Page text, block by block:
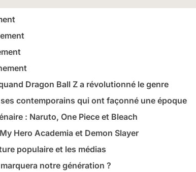
Dragon Ball Z a révolutionné le genre
contemporains qui ont façonné une époque
: Naruto, One Piece et Bleach
Hero Academia et Demon Slayer
populaire et les médias
notre génération ?